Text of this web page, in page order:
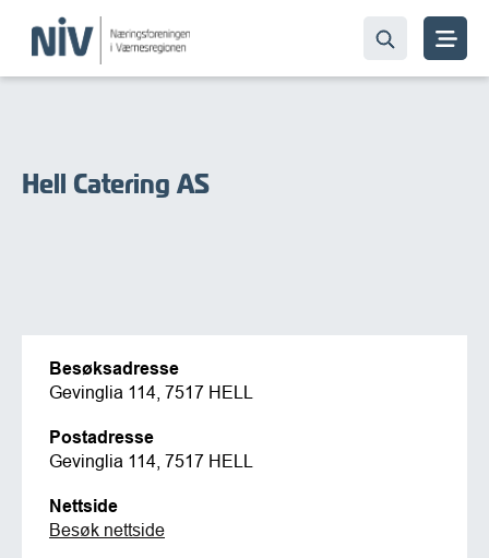
Hell Catering AS
Besøksadresse
Gevinglia 114, 7517 HELL
Postadresse
Gevinglia 114, 7517 HELL
Nettside
Besøk nettside